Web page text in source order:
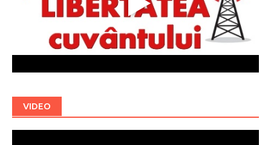
VIDEO